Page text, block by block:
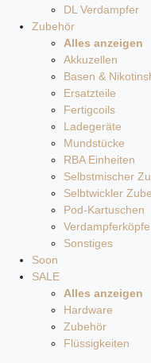
DL Verdampfer
Zubehör
Alles anzeigen
Akkuzellen
Basen &
Ersatzteile
Fertigcoils
Ladegeräte
Mundstücke
RBA Einheiten
Selbstmischer
Selbtwickler
Pod-Kartuschen
Verdampferköpfe
Sonstiges
Soon
SALE
Alles anzeigen
Hardware
Zubehör
Flüssigkeiten